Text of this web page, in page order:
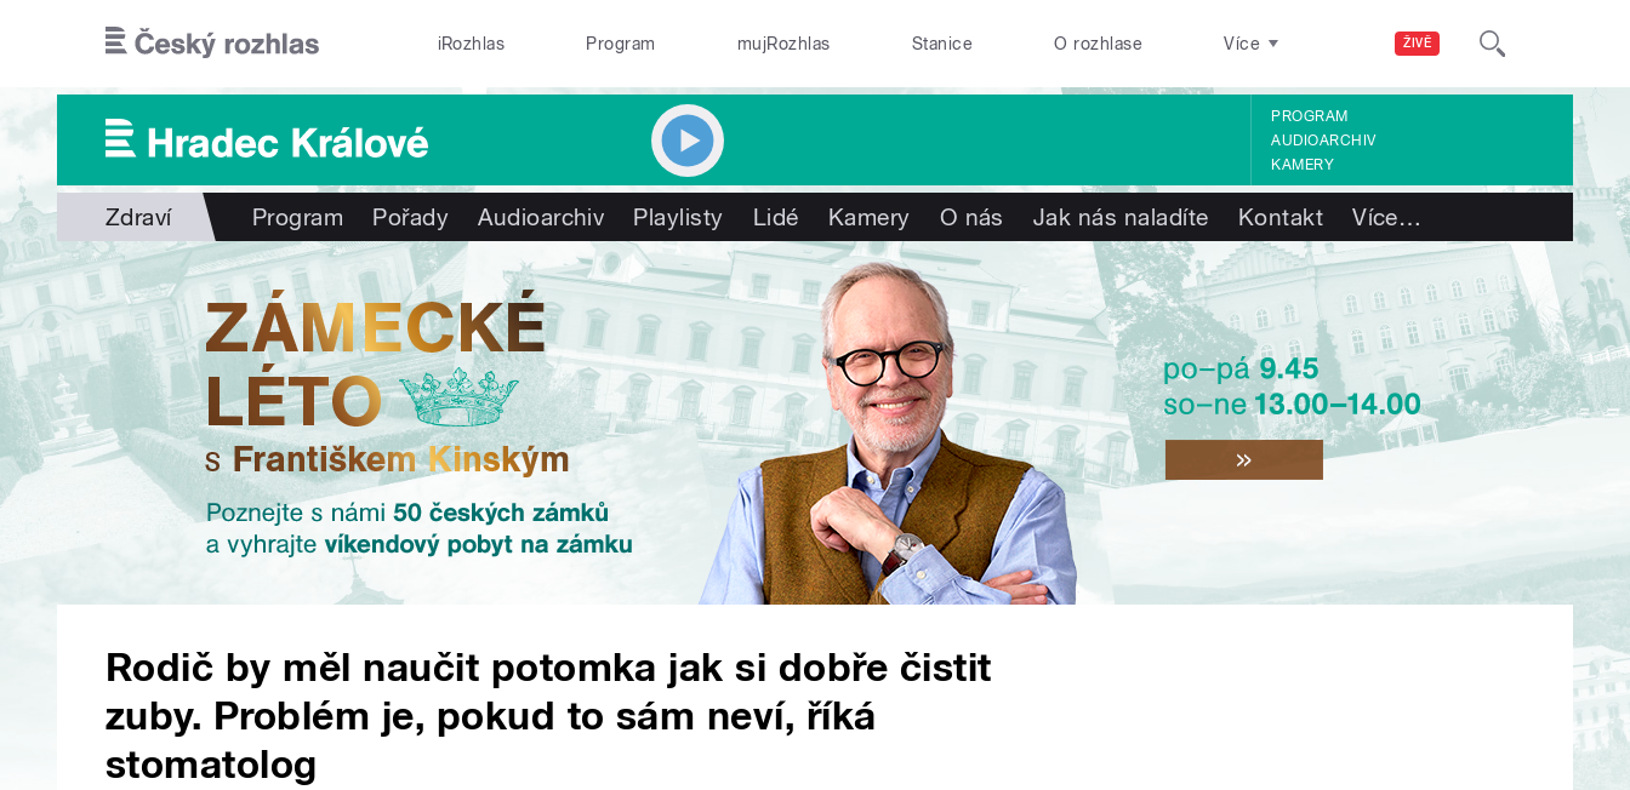
ŽIVĚ
iRozhlas Program mujRozhlas Stanice O rozhlase Více
PROGRAM
AUDIOARCHIV
KAMERY
Zdraví Program Pořady Audioarchiv Playlisty Lidé Kamery O nás Jak nás naladíte Kontakt Více…
Rodič by měl naučit potomka jak si dobře čistit
zuby. Problém je, pokud to sám neví, říká
stomatolog